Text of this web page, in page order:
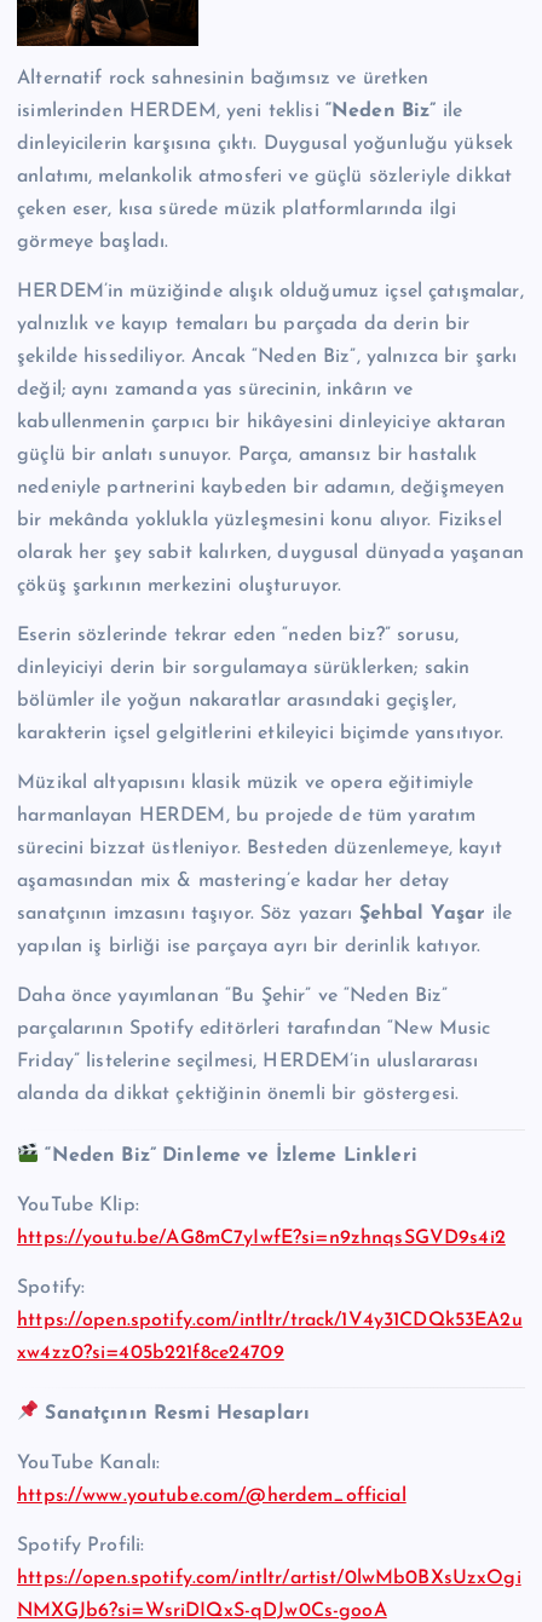
M
e
r
k
zi
Alternatif rock sahnesinin bağımsız ve üretken
isimlerinden HERDEM, yeni teklisi “Neden Biz” ile
dinleyicilerin karşısına çıktı. Duygusal yoğunluğu yüksek
anlatımı, melankolik atmosferi ve güçlü sözleriyle dikkat
çeken eser, kısa sürede müzik platformlarında ilgi
görmeye başladı.
HERDEM’in müziğinde alışık olduğumuz içsel çatışmalar,
yalnızlık ve kayıp temaları bu parçada da derin bir
şekilde hissediliyor. Ancak “Neden Biz”, yalnızca bir şarkı
değil; aynı zamanda yas sürecinin, inkârın ve
kabullenmenin çarpıcı bir hikâyesini dinleyiciye aktaran
güçlü bir anlatı sunuyor. Parça, amansız bir hastalık
nedeniyle partnerini kaybeden bir adamın, değişmeyen
bir mekânda yoklukla yüzleşmesini konu alıyor. Fiziksel
olarak her şey sabit kalırken, duygusal dünyada yaşanan
çöküş şarkının merkezini oluşturuyor.
Eserin sözlerinde tekrar eden “neden biz?” sorusu,
dinleyiciyi derin bir sorgulamaya sürüklerken; sakin
bölümler ile yoğun nakaratlar arasındaki geçişler,
karakterin içsel gelgitlerini etkileyici biçimde yansıtıyor.
Müzikal altyapısını klasik müzik ve opera eğitimiyle
harmanlayan HERDEM, bu projede de tüm yaratım
sürecini bizzat üstleniyor. Besteden düzenlemeye, kayıt
aşamasından mix & mastering’e kadar her detay
sanatçının imzasını taşıyor. Söz yazarı Şehbal Yaşar ile
yapılan iş birliği ise parçaya ayrı bir derinlik katıyor.
Daha önce yayımlanan “Bu Şehir” ve “Neden Biz”
parçalarının Spotify editörleri tarafından “New Music
Friday” listelerine seçilmesi, HERDEM’in uluslararası
alanda da dikkat çektiğinin önemli bir göstergesi.
“Neden Biz” Dinleme ve İzleme Linkleri
YouTube Klip:
https://youtu.be/AG8mC7yIwfE?si=n9zhnqsSGVD9s4i2
Spotify:
https://open.spotify.com/intltr/track/1V4y31CDQk53EA2u
xw4zz0?si=405b221f8ce24709
Sanatçının Resmi Hesapları
YouTube Kanalı:
https://www.youtube.com/@herdem_official
Spotify Profili:
https://open.spotify.com/intltr/artist/0lwMb0BXsUzxOgi
NMXGJb6?si=WsriDIQxS-qDJw0Cs-gooA